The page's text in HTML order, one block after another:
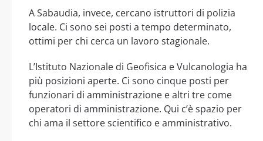
A Sabaudia, invece, cercano istruttori di polizia
locale. Ci sono sei posti a tempo determinato,
ottimi per chi cerca un lavoro stagionale.
L’Istituto Nazionale di Geofisica e Vulcanologia ha
più posizioni aperte. Ci sono cinque posti per
funzionari di amministrazione e altri tre come
operatori di amministrazione. Qui c’è spazio per
chi ama il settore scientifico e amministrativo.